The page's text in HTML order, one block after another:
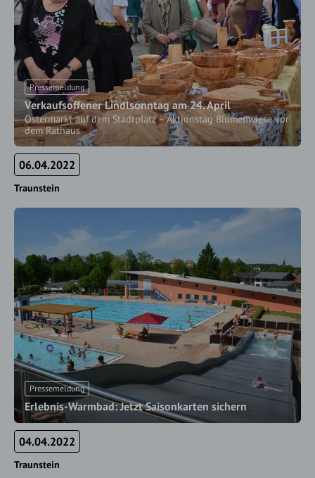
Pressemeldung
Verkaufsoffener Lindlsonntag am 24. April
Ostermarkt auf dem Stadtplatz – Aktionstag Blumenwiese vor
dem Rathaus
06.04.2022
Traunstein
Pressemeldung
Erlebnis-Warmbad: Jetzt Saisonkarten sichern
04.04.2022
Traunstein